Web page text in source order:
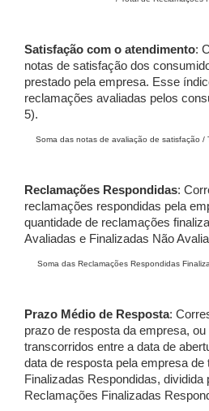
Satisfação com o atendimento:
notas de satisfação dos
prestado pela empresa. Esse
reclamações avaliadas pelos
5).
Soma das notas de avaliação de satisfação /
Reclamações Respondidas:
reclamações respondidas pela
quantidade de reclamações
Avaliadas e Finalizadas Não
Soma das Reclamações Respondidas
Prazo Médio de Resposta:
prazo de resposta da empresa,
transcorridos entre a data de
data de resposta pela empresa
Finalizadas Respondidas, dividida
Reclamações Finalizadas